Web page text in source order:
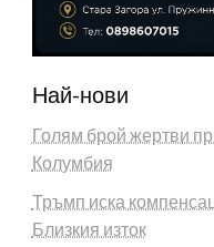
Най-нови
Голям брой жертви
Колумбия
Тръмп иска
Близкия изток